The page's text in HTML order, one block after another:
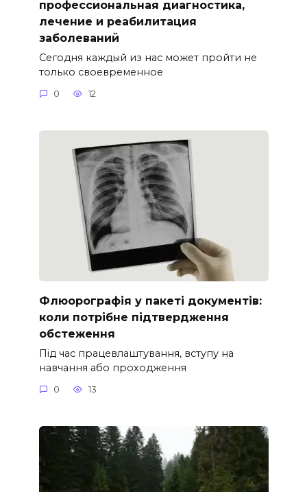
профессиональная диагностика,
лечение и реабилитация
заболеваний
Сегодня каждый из нас может пройти не
только своевременное
0 12
Флюорографія у пакеті документів:
коли потрібне підтвердження
обстеження
Під час працевлаштування, вступу на
навчання або проходження
0 13